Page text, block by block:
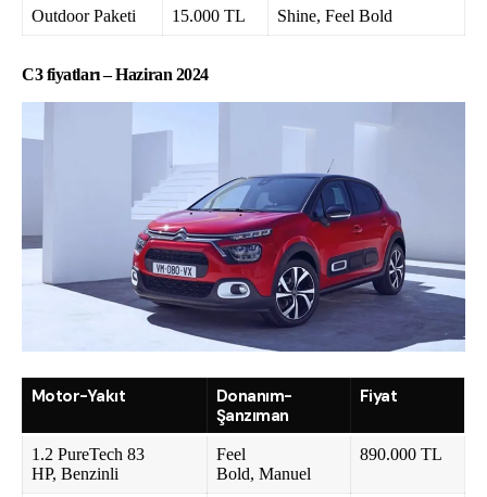
Outdoor Paketi 15.000 TL Shine, Feel Bold
C3 fiyatları – Haziran 2024
Motor-Yakıt
Donanım-
Şanzıman
Fiyat
1.2 PureTech 83
HP, Benzinli
Feel
Bold, Manuel
890.000 TL